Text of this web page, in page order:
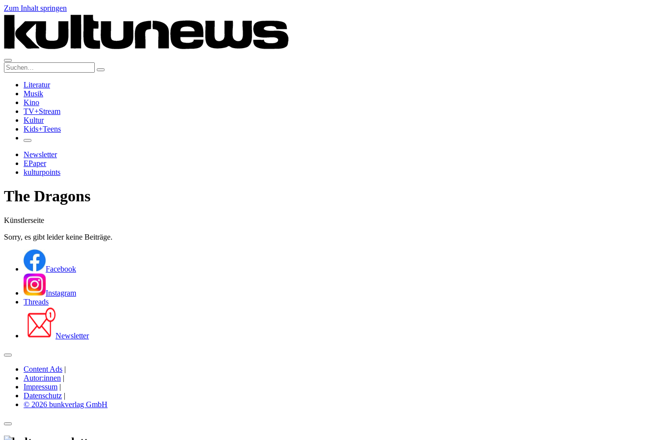
Zum Inhalt springen
Suche:
Literatur
Musik
Kino
TV+Stream
Kultur
Kids+Teens
Newsletter
EPaper
kulturpoints
The Dragons
Künstlerseite
Sorry, es gibt leider keine Beiträge.
Facebook
Instagram
Threads
Newsletter
Content Ads |
Autor:innen |
Impressum |
Datenschutz |
© 2026 bunkverlag GmbH